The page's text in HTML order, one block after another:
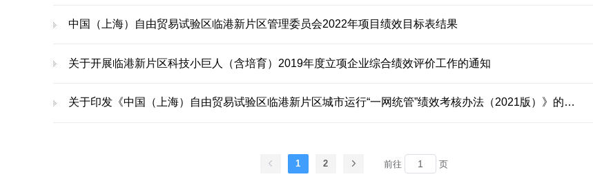
中国（上海）自由贸易试验区临港新片区管理委员会2022年项目绩效目标表结果
关于开展临港新片区科技小巨人（含培育）2019年度立项企业综合绩效评价工作的通知
关于印发《中国（上海）自由贸易试验区临港新片区城市运行“一网统管”绩效考核办法（2021版）》的通知
1 2 前往 页